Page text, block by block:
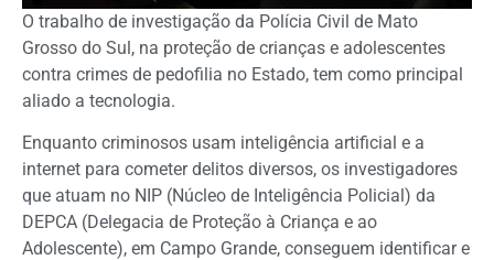
O trabalho de investigação da Polícia Civil de Mato
Grosso do Sul, na proteção de crianças e adolescentes
contra crimes de pedofilia no Estado, tem como principal
aliado a tecnologia.
Enquanto criminosos usam inteligência artificial e a
internet para cometer delitos diversos, os investigadores
que atuam no NIP (Núcleo de Inteligência Policial) da
DEPCA (Delegacia de Proteção à Criança e ao
Adolescente), em Campo Grande, conseguem identificar e